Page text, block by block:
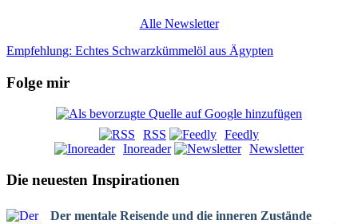
Alle Newsletter
Empfehlung: Echtes Schwarzkümmelöl aus Ägypten
Folge mir
RSS
Feedly
Inoreader
Newsletter
Die neuesten Inspirationen
Der mentale Reisende und die inneren Zustände